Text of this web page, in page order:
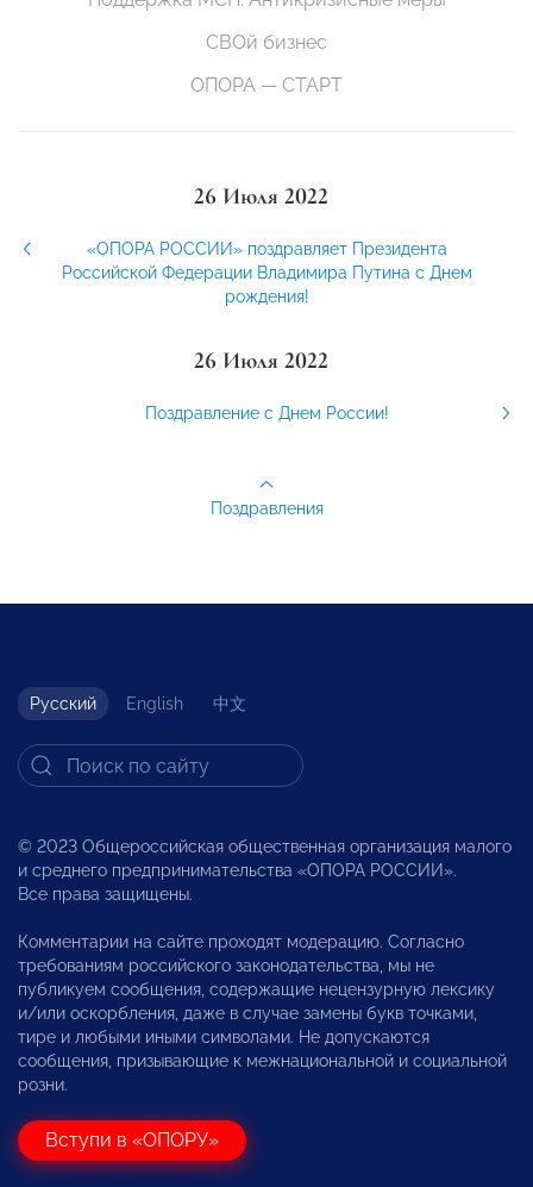
СВОй бизнес
ОПОРА — СТАРТ
26 Июля 2022
«ОПОРА РОССИИ» поздравляет Президента
Российской Федерации Владимира Путина с Днем
рождения!
26 Июля 2022
Поздравление с Днем России!
Поздравления
Русский English 中文
© 2023 Общероссийская общественная организация малого
и среднего предпринимательства «ОПОРА РОССИИ».
Все права защищены.
Комментарии на сайте проходят модерацию. Согласно
требованиям российского законодательства, мы не
публикуем сообщения, содержащие нецензурную лексику
и/или оскорбления, даже в случае замены букв точками,
тире и любыми иными символами. Не допускаются
сообщения, призывающие к межнациональной и социальной
розни.
Вступи в «ОПОРУ»